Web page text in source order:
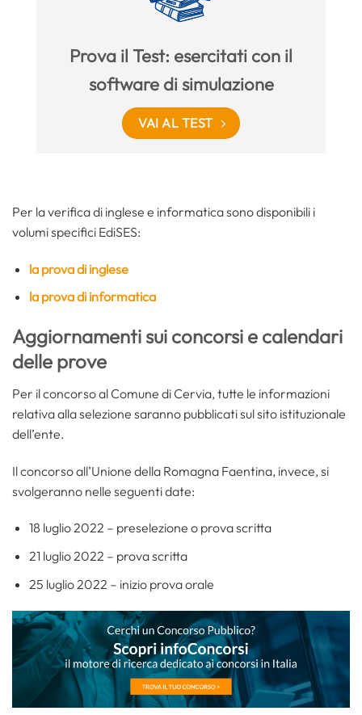
Prova il Test: esercitati con il
software di simulazione
VAI AL TEST
Per la verifica di inglese e informatica sono disponibili i
volumi specifici EdiSES:
la prova di inglese
la prova di informatica
Aggiornamenti sui concorsi e calendari
delle prove
Per il concorso al Comune di Cervia, tutte le informazioni
relativa alla selezione saranno pubblicati sul sito istituzionale
dell’ente.
Il concorso all’Unione della Romagna Faentina, invece, si
svolgeranno nelle seguenti date:
18 luglio 2022 – preselezione o prova scritta
21 luglio 2022 – prova scritta
25 luglio 2022 – inizio prova orale